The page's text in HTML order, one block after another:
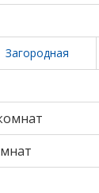
Загородная